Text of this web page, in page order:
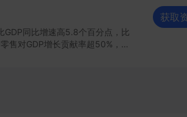
GDP同比增速高5.8个百分点，比
售对GDP增长贡献率超50%，实
获取